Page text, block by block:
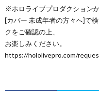
※ホロライブプロダクション
[カバー 未成年者の方々へ]で
クをご確認の上、
お楽しみください。
https://hololivepro.com/